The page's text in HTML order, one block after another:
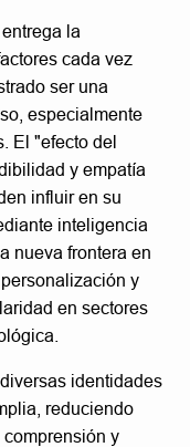
la
cada vez
ser una
especialmente
El "efecto del
y empatía
influir en su
inteligencia
nueva frontera en
y
en sectores
identidades
reduciendo
y